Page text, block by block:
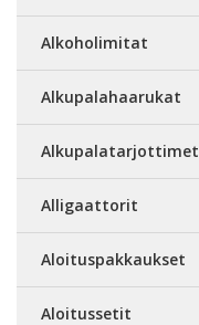
Alkoholimitat
Alkupalahaarukat
Alkupalatarjottimet
Alligaattorit
Aloituspakkaukset
Aloitussetit